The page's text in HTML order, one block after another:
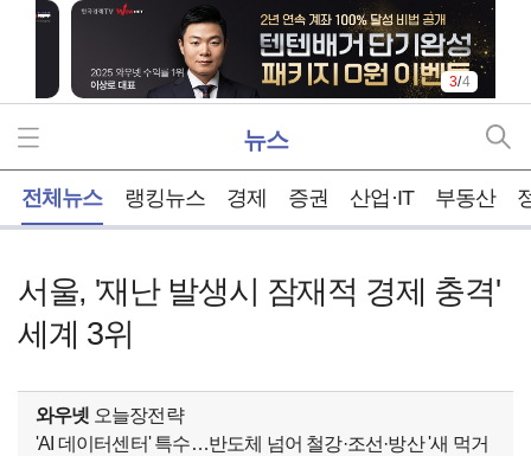
3/4
뉴스
전체뉴스 랭킹뉴스 경제 증권 산업·IT 부동산
서울, '재난 발생시 잠재적 경제 충격'
세계 3위
와우넷 오늘장전략
'AI 데이터센터' 특수…반도체 넘어 철강·조선·방산 '새 먹거